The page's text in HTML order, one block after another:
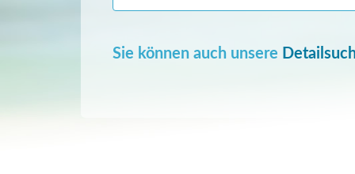
Sie können auch unsere